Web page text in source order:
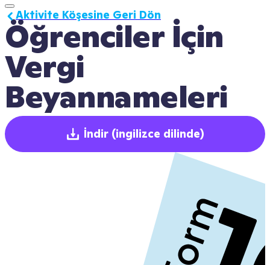
Öğrenciler İçin
Vergi
Beyannameleri
Aktivite Köşesine Geri Dön
İndir (ingilizce dilinde)